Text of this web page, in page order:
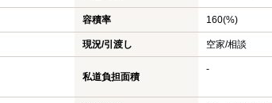
容積率 160(%)
現況/引渡し 空家/相談
私道負担面積
-